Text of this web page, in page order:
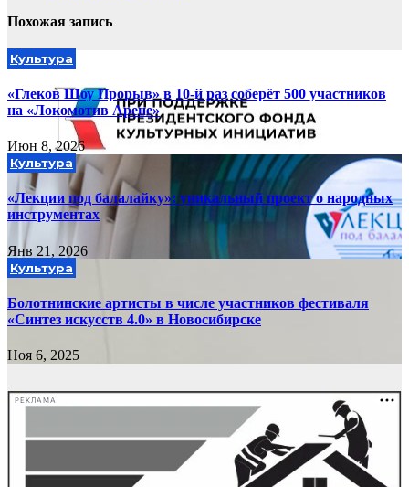
Похожая запись
Культура
«Глеков Шоу Прорыв» в 10-й раз соберёт 500 участников
на «Локомотив Арене»
Июн 8, 2026
Культура
«Лекции под балалайку»: уникальный проект о народных
инструментах
Янв 21, 2026
Культура
Болотнинские артисты в числе участников фестиваля
«Синтез искусств 4.0» в Новосибирске
Ноя 6, 2025
РЕКЛАМА